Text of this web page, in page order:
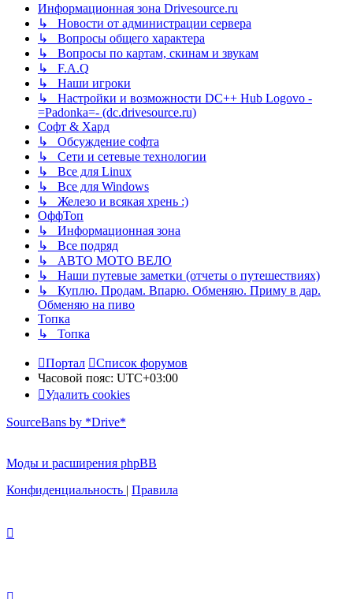
Информационная зона Drivesource.ru
↳ Новости от администрации сервера
↳ Вопросы общего характера
↳ Вопросы по картам, скинам и звукам
↳ F.A.Q
↳ Наши игроки
↳ Настройки и возможности DC++ Hub Logovo -
=Padonka=- (dc.drivesource.ru)
Софт & Хард
↳ Обсуждение софта
↳ Сети и сетевые технологии
↳ Все для Linux
↳ Все для Windows
↳ Железо и всякая хрень :)
ОффТоп
↳ Информационная зона
↳ Все подряд
↳ АВТО МОТО ВЕЛО
↳ Наши путевые заметки (отчеты о путешествиях)
↳ Куплю. Продам. Впарю. Обменяю. Приму в дар.
Обменяю на пиво
Топка
↳ Топка
Портал
Список форумов
Часовой пояс: UTC+03:00
Удалить cookies
SourceBans by *Drive*
Моды и расширения phpBB
Конфиденциальность | Правила